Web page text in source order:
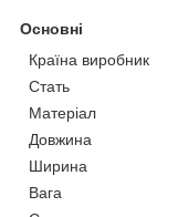
Основні
Країна виробник
Стать
Матеріал
Довжина
Ширина
Вага